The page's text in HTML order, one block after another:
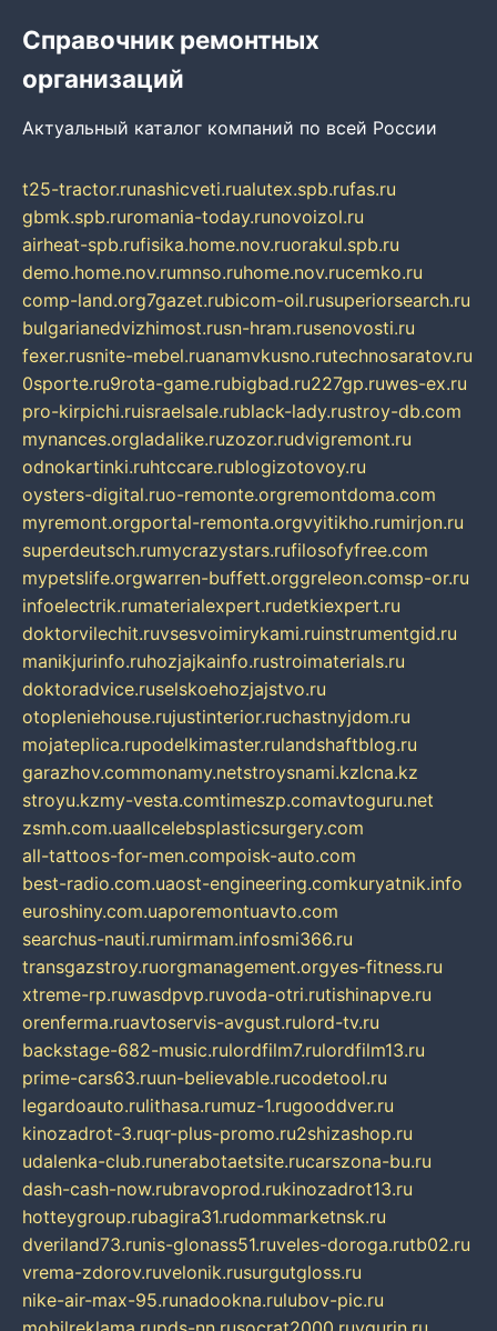
Справочник ремонтных
организаций
Актуальный каталог компаний по всей России
t25-tractor.runashicveti.rualutex.spb.rufas.ru
gbmk.spb.ruromania-today.runovoizol.ru
airheat-spb.rufisika.home.nov.ruorakul.spb.ru
demo.home.nov.rumnso.ruhome.nov.rucemko.ru
comp-land.org7gazet.rubicom-oil.rusuperiorsearch.ru
bulgarianedvizhimost.rusn-hram.rusenovosti.ru
fexer.rusnite-mebel.ruanamvkusno.rutechnosaratov.ru
0sporte.ru9rota-game.rubigbad.ru227gp.ruwes-ex.ru
pro-kirpichi.ruisraelsale.rublack-lady.rustroy-db.com
mynances.orgladalike.ruzozor.rudvigremont.ru
odnokartinki.ruhtccare.rublogizotovoy.ru
oysters-digital.ruo-remonte.orgremontdoma.com
myremont.orgportal-remonta.orgvyitikho.rumirjon.ru
superdeutsch.rumycrazystars.rufilosofyfree.com
mypetslife.orgwarren-buffett.orggreleon.comsp-or.ru
infoelectrik.rumaterialexpert.rudetkiexpert.ru
doktorvilechit.ruvsesvoimirykami.ruinstrumentgid.ru
manikjurinfo.ruhozjajkainfo.rustroimaterials.ru
doktoradvice.ruselskoehozjajstvo.ru
otopleniehouse.rujustinterior.ruchastnyjdom.ru
mojateplica.rupodelkimaster.rulandshaftblog.ru
garazhov.commonamy.netstroysnami.kzlcna.kz
stroyu.kzmy-vesta.comtimeszp.comavtoguru.net
zsmh.com.uaallcelebsplasticsurgery.com
all-tattoos-for-men.compoisk-auto.com
best-radio.com.uaost-engineering.comkuryatnik.info
euroshiny.com.uaporemontuavto.com
searchus-nauti.rumirmam.infosmi366.ru
transgazstroy.ruorgmanagement.orgyes-fitness.ru
xtreme-rp.ruwasdpvp.ruvoda-otri.rutishinapve.ru
orenferma.ruavtoservis-avgust.rulord-tv.ru
backstage-682-music.rulordfilm7.rulordfilm13.ru
prime-cars63.ruun-believable.rucodetool.ru
legardoauto.rulithasa.rumuz-1.rugooddver.ru
kinozadrot-3.ruqr-plus-promo.ru2shizashop.ru
udalenka-club.runerabotaetsite.rucarszona-bu.ru
dash-cash-now.rubravoprod.rukinozadrot13.ru
hotteygroup.rubagira31.rudommarketnsk.ru
dveriland73.runis-glonass51.ruveles-doroga.rutb02.ru
vrema-zdorov.ruvelonik.rusurgutgloss.ru
nike-air-max-95.runadookna.rulubov-pic.ru